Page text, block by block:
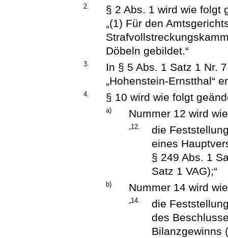
2.
§ 2 Abs. 1 wird wie folgt
„(1) Für den
Döbeln gebildet.“
3.
In § 5 Abs. 1 Satz 1 Nr.
„Hohenstein-Ernstthal“
4. § 10 wird wie folgt
a) Nummer 12 wird
„12.
die
eines
§ 249 Abs. 1
Satz 1 VAG);“
b) Nummer 14 wird
„14.
die
des
Bilanzgewinns